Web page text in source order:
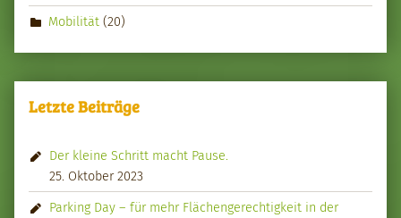
Mobilität (20)
Letzte Beiträge
Der kleine Schritt macht Pause.
25. Oktober 2023
Parking Day – für mehr Flächengerechtigkeit in der